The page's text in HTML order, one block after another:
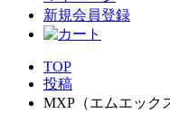
新規会員登録
TOP
投稿
MXP（エムエック